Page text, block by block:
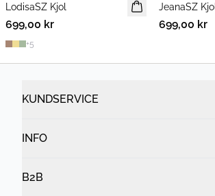
NYHET
LodisaSZ Kjol
699,00 kr
+5
NYHET
JeanaSZ
699,00 kr
KUNDSERVICE
INFO
B2B